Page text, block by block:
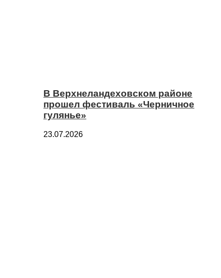
В Верхнеландеховском районе
прошел фестиваль «Черничное
гулянье»
23.07.2026